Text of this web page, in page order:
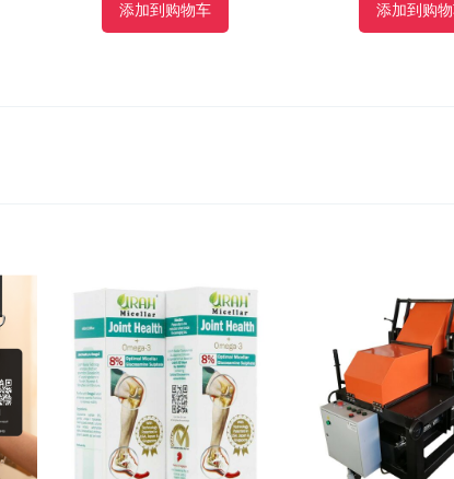
添加到购物车 添加到购